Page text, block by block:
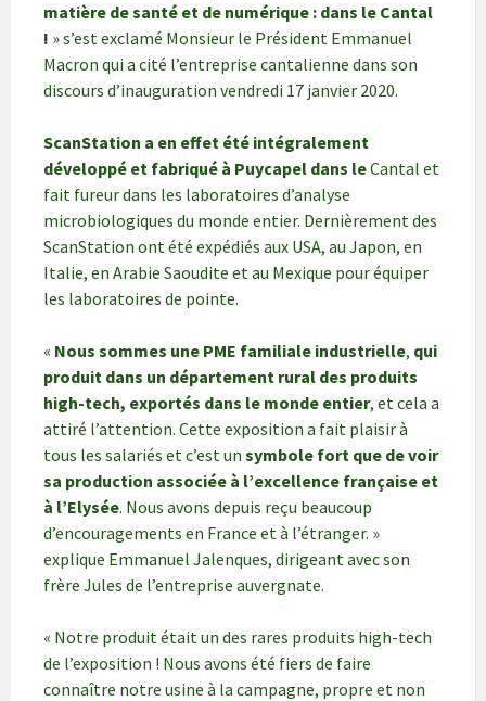
matière de santé et de numérique : dans le Cantal
! » s’est exclamé Monsieur le Président Emmanuel
Macron qui a cité l’entreprise cantalienne dans son
discours d’inauguration vendredi 17 janvier 2020.
ScanStation a en effet été intégralement
développé et fabriqué à Puycapel dans leCantal et
fait fureur dans les laboratoires d’analyse
microbiologiques du monde entier. Dernièrement des
ScanStation ont été expédiés aux USA, au Japon, en
Italie, en Arabie Saoudite et au Mexique pour équiper
les laboratoires de pointe.
« Nous sommes une PME familiale industrielle, qui
produit dans un département rural des produits
high-tech, exportés dans le monde entier, et cela a
attiré l’attention. Cette exposition a fait plaisir à
tous les salariés et c’est un symbole fort que de voir
sa production associée à l’excellence française et
à l’Elysée. Nous avons depuis reçu beaucoup
d’encouragements en France et à l’étranger. »
explique Emmanuel Jalenques, dirigeant avec son
frère Jules de l’entreprise auvergnate.
« Notre produit était un des rares produits high-tech
de l’exposition ! Nous avons été fiers de faire
connaître notre usine à la campagne, propre et non